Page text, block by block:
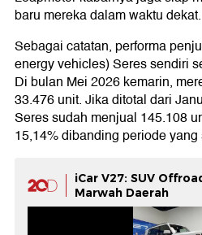
baru mereka dalam waktu dekat.
Sebagai catatan, performa
energy vehicles) Seres sendiri
Di bulan Mei 2026 kemarin,
33.476 unit. Jika ditotal dari
Seres sudah menjual 145.108
15,14% dibanding periode
iCar V27: SUV
Marwah Daerah